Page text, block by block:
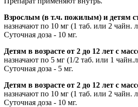
Взрослым (в т.ч. пожилым) и детям
назначают по 10 мг (1 таб. или 2 чайн.
Суточная доза - 10 мг.
Детям в возрасте от 2 до 12 лет с
назначают по 5 мг (1/2 таб. или 1
Суточная доза - 5 мг.
Детям в возрасте от 2 до 12 лет с
назначают по 10 мг (1 таб. или 2 чайн.
Суточная доза - 10 мг.